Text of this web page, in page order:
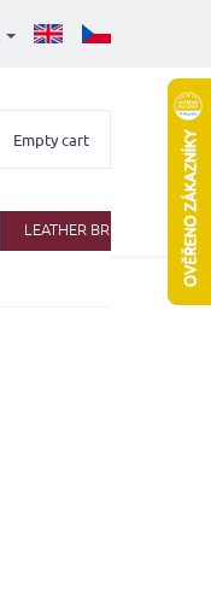
Shopping
Empty cart
LEATHER BRIEFCASES